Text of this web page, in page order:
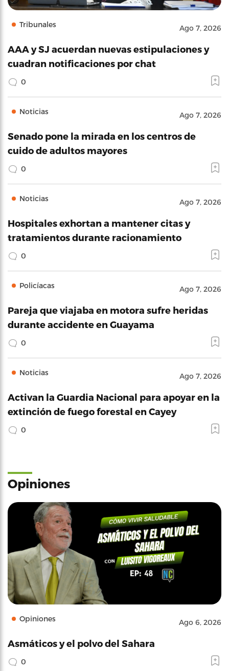
Tribunales Ago 7, 2026
AAA y SJ acuerdan nuevas estipulaciones y
cuadran notificaciones por chat
0
Noticias Ago 7, 2026
Senado pone la mirada en los centros de
cuido de adultos mayores
0
Noticias Ago 7, 2026
Hospitales exhortan a mantener citas y
tratamientos durante racionamiento
0
Policíacas Ago 7, 2026
Pareja que viajaba en motora sufre heridas
durante accidente en Guayama
0
Noticias Ago 7, 2026
Activan la Guardia Nacional para apoyar en la
extinción de fuego forestal en Cayey
0
Opiniones
Opiniones Ago 6, 2026
Asmáticos y el polvo del Sahara
0